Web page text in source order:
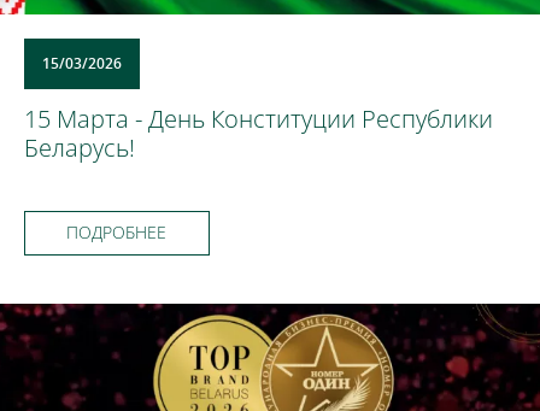
15/03/2026
15 Марта - День Конституции Республики
Беларусь!
ПОДРОБНЕЕ